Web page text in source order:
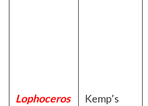
Lophoceros
Kemp’s